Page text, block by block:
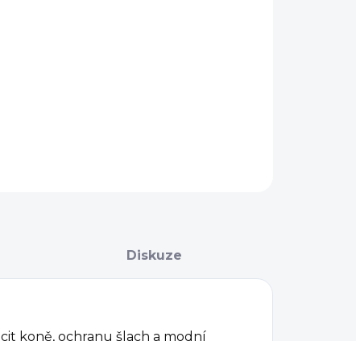
Diskuze
koně, ochranu šlach a modní